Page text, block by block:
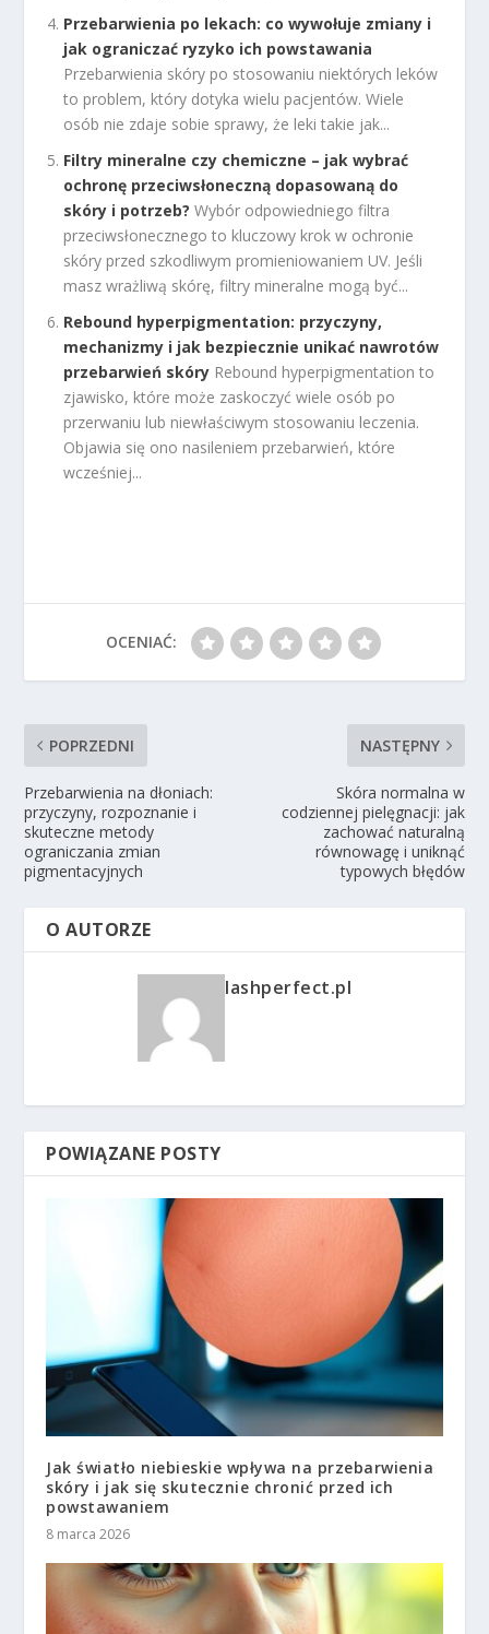
Przebarwienia po lekach: co wywołuje zmiany i
jak ograniczać ryzyko ich powstawania
Przebarwienia skóry po stosowaniu niektórych leków
to problem, który dotyka wielu pacjentów. Wiele
osób nie zdaje sobie sprawy, że leki takie jak...
Filtry mineralne czy chemiczne – jak wybrać
ochronę przeciwsłoneczną dopasowaną do
skóry i potrzeb? Wybór odpowiedniego filtra
przeciwsłonecznego to kluczowy krok w ochronie
skóry przed szkodliwym promieniowaniem UV. Jeśli
masz wrażliwą skórę, filtry mineralne mogą być...
Rebound hyperpigmentation: przyczyny,
mechanizmy i jak bezpiecznie unikać nawrotów
przebarwień skóry Rebound hyperpigmentation to
zjawisko, które może zaskoczyć wiele osób po
przerwaniu lub niewłaściwym stosowaniu leczenia.
Objawia się ono nasileniem przebarwień, które
wcześniej...
OCENIAĆ:
POPRZEDNI
Przebarwienia na dłoniach:
przyczyny, rozpoznanie i
skuteczne metody
ograniczania zmian
pigmentacyjnych
NASTĘPNY
Skóra normalna w
codziennej pielęgnacji: jak
zachować naturalną
równowagę i uniknąć
typowych błędów
O AUTORZE
lashperfect.pl
POWIĄZANE POSTY
Jak światło niebieskie wpływa na przebarwienia
skóry i jak się skutecznie chronić przed ich
powstawaniem
8 marca 2026